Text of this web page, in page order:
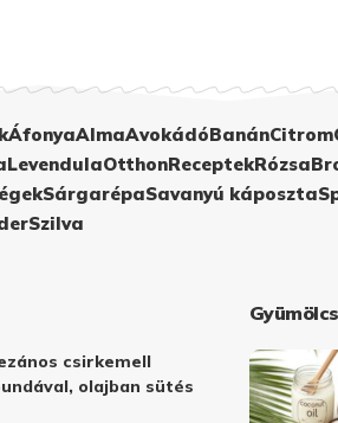
ÁfonyaAlmaAvokádóBanánCitrom
LevendulaOtthonReceptekRózsa
SárgarépaSavanyú káposzta
Szilva
csirkemell
olajban sütés